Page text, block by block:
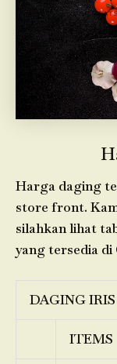
Harga daging
store front.
silahkan lihat
yang tersedia
DAGING
ITEMS